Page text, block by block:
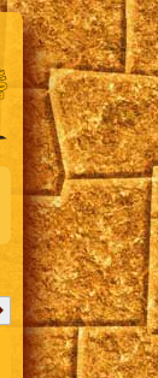
Suivante